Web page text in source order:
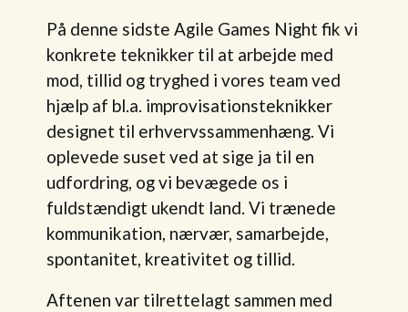
På denne sidste Agile Games Night fik vi
konkrete teknikker til at arbejde med
mod, tillid og tryghed i vores team ved
hjælp af bl.a. improvisationsteknikker
designet til erhvervssammenhæng. Vi
oplevede suset ved at sige ja til en
udfordring, og vi bevægede os i
fuldstændigt ukendt land. Vi trænede
kommunikation, nærvær, samarbejde,
spontanitet, kreativitet og tillid.
Aftenen var tilrettelagt sammen med